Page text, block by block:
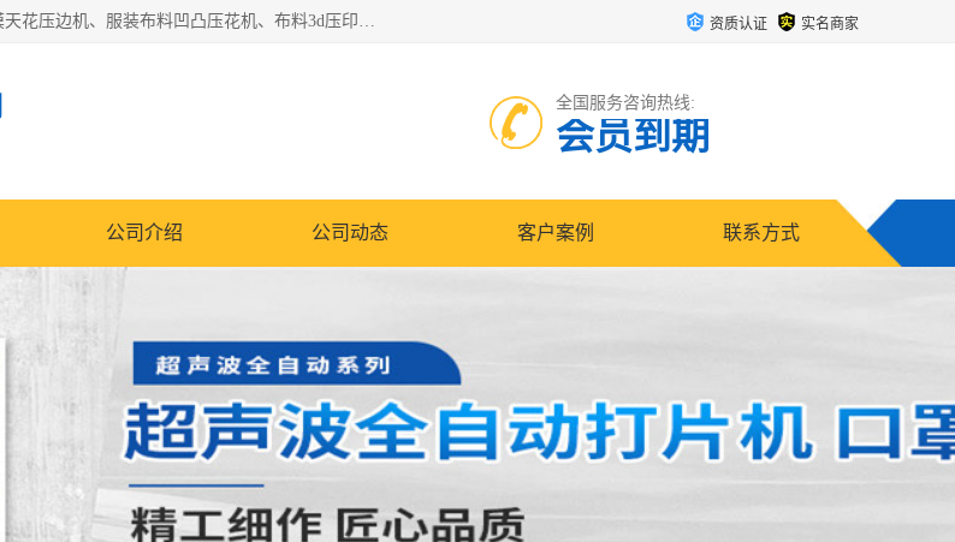
常州联宇机电自动化科技有限公司主营产品：pvc塑料焊机、高频热合机、软膜天花压边机、服装布料凹凸压花机、布料3d压印设备、服装植胶设备、超声波布料花边机、无纺布热合机、全自动压花机。 资质认证 实名商家
全国服务咨询热线:
会员到期
公司介绍 公司动态 客户案例 联系方式